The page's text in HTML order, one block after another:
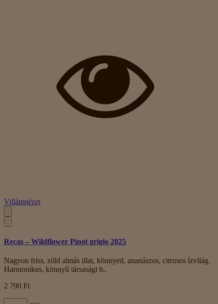
Villámnézet
Recas – Wildflower Pinot grigio 2025
Nagyon friss, zöld almás illat, könnyed, ananászos, citrusos ízvilág.
Harmonikus, könnyű társasági b..
2 790 Ft